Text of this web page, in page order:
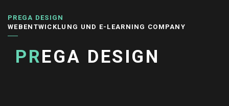
PREGA DESIGN
WEBENTWICKLUNG UND E-LEARNING COMPANY
PREGA DESIGN